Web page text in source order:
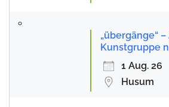
„übergänge“
Kunstgruppe
1 Aug. 26
Husum